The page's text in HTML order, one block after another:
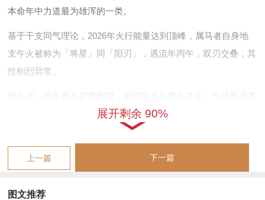
本命年中力道最为雄浑的一类。
基于干支同气理论，2026年火行能量达到顶峰，属马者自身地
支午火被称为「将星」同「阳刃」，遇流年丙午，双刃交叠，其
性刚烈异常。
接的对撞与重叠，主当年运势波动幅度拉满，容易有动荡、搬
而刑太岁，特指「自刑」，是生肖马因自身午午相见而引发的内
在纠结，它像一种源自心灵深处的自我消耗与无端生起的烦恼，
随外界环境的些许摩擦，便足以在命主内心掀起滔天巨浪。
展开剩余 90%
上一篇 下一篇
图文推荐